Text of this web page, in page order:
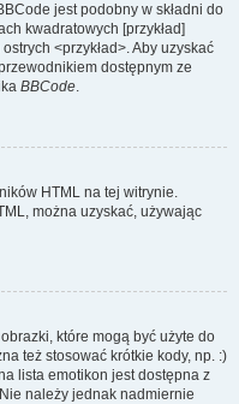
jest podobny w składni do
kwadratowych [przykład]
<przykład>. Aby uzyskać
dostępnym ze
BBCode.
HTML na tej witrynie.
można uzyskać, używając
które mogą być użyte do
też stosować krótkie kody, np. :)
lista emotikon jest dostępna z
należy jednak nadmiernie